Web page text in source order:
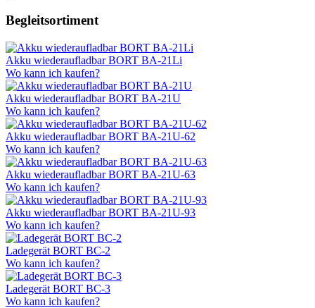
Begleitsortiment
Akku wiederaufladbar BORT BA-21Li
Wo kann ich kaufen?
Akku wiederaufladbar BORT BA-21U
Wo kann ich kaufen?
Akku wiederaufladbar BORT BA-21U-62
Wo kann ich kaufen?
Akku wiederaufladbar BORT BA-21U-63
Wo kann ich kaufen?
Akku wiederaufladbar BORT BA-21U-93
Wo kann ich kaufen?
Ladegerät BORT BC-2
Wo kann ich kaufen?
Ladegerät BORT BC-3
Wo kann ich kaufen?